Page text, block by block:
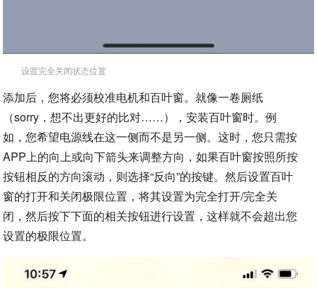
设置完全关闭状态位置
添加后，您将必须校准电机和百叶窗。就像一卷厕纸
（sorry，想不出更好的比对……），安装百叶窗时。例
如，您希望电源线在这一侧而不是另一侧。这时，您只需按
APP上的向上或向下箭头来调整方向，如果百叶窗按照所按
按钮相反的方向滚动，则选择“反向”的按键。然后设置百叶
窗的打开和关闭极限位置，将其设置为完全打开/完全关
闭，然后按下下面的相关按钮进行设置，这样就不会超出您
设置的极限位置。